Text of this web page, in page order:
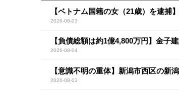
【ベトナム国籍の女（21歳）を逮捕
2026-08-03
【負債総額は約1億4,800万円】金子
2026-08-04
【意識不明の重体】新潟市西区の新
2026-08-03